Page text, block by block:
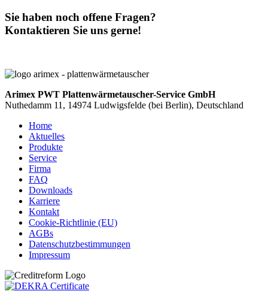
Sie haben noch offene Fragen?
Kontaktieren Sie uns gerne!
Arimex PWT Plattenwärmetauscher-Service GmbH
Nuthedamm 11, 14974 Ludwigsfelde (bei Berlin), Deutschland
Home
Aktuelles
Produkte
Service
Firma
FAQ
Downloads
Karriere
Kontakt
Cookie-Richtlinie (EU)
AGBs
Datenschutzbestimmungen
Impressum